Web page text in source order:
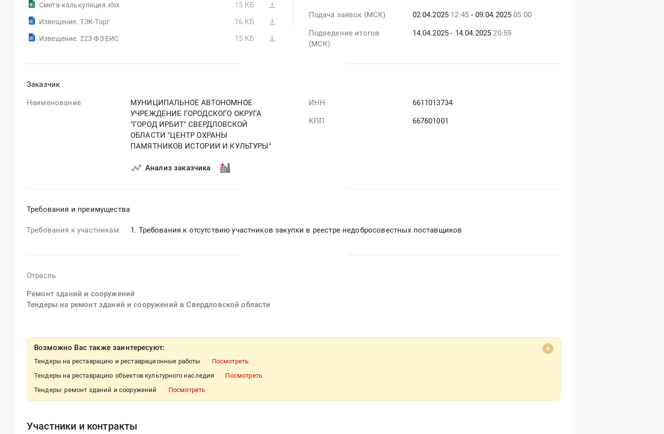
Смета-калькуляция.xlsx 15 КБ
Извещение. ТЭК-Торг 16 КБ
Извещение. 223-ФЗ ЕИС 15 КБ
Подача заявок (МСК) 02.04.2025 12:45 - 09.04.2025 05:00
Подведение итогов
(МСК)
14.04.2025 - 14.04.2025 20:59
Заказчик
Наименование
МУНИЦИПАЛЬНОЕ АВТОНОМНОЕ
УЧРЕЖДЕНИЕ ГОРОДСКОГО ОКРУГА
"ГОРОД ИРБИТ" СВЕРДЛОВСКОЙ
ОБЛАСТИ "ЦЕНТР ОХРАНЫ
ПАМЯТНИКОВ ИСТОРИИ И КУЛЬТУРЫ"
Анализ заказчика
ИНН 6611013734
КПП 667601001
Требования и преимущества
Требования к участникам Требования к отсутствию участников закупки в реестре недобросовестных поставщиков
Отрасль
Ремонт зданий и сооружений
Тендеры на ремонт зданий и сооружений в Свердловской области
Возможно Вас также заинтересуют:
Тендеры на реставрацию и реставрационные работы
Посмотреть
Тендеры на реставрацию объектов культурного наследия
Посмотреть
Тендеры: ремонт зданий и сооружений
Посмотреть
Участники и контракты